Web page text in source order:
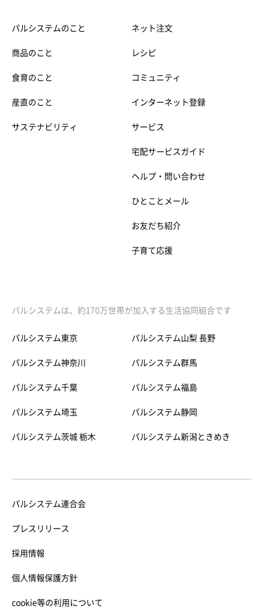
パルシステムのこと
商品のこと
食育のこと
産直のこと
サステナビリティ
ネット注文
レシピ
コミュニティ
インターネット登録
サービス
宅配サービスガイド
ヘルプ・問い合わせ
ひとことメール
お友だち紹介
子育て応援
パルシステムは、約170万世帯が加入する生活協同組合です
パルシステム東京
パルシステム神奈川
パルシステム千葉
パルシステム埼玉
パルシステム茨城 栃木
パルシステム山梨 長野
パルシステム群馬
パルシステム福島
パルシステム静岡
パルシステム新潟ときめき
パルシステム連合会
プレスリリース
採用情報
個人情報保護方針
cookie等の利用について